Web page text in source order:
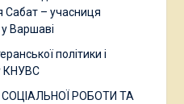
Сабат – учасниця
Варшаві
політики і
КНУВС
РОБОТИ ТА